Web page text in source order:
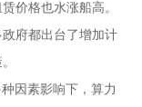
价格也水涨船高。
府都出台了增加计
因素影响下，算力